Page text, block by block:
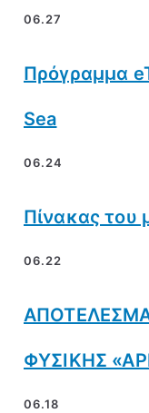
06.27
Πρόγραμμα
Sea
06.24
Πίνακας του
06.22
ΦΥΣΙΚΗΣ
06.18